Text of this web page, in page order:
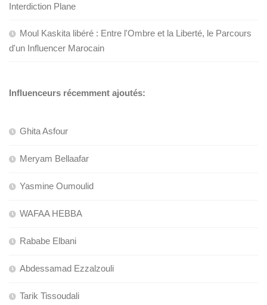
Interdiction Plane
Moul Kaskita libéré : Entre l'Ombre et la Liberté, le Parcours
d'un Influencer Marocain
Influenceurs récemment ajoutés:
Ghita Asfour
Meryam Bellaafar
Yasmine Oumoulid
WAFAA HEBBA
Rababe Elbani
Abdessamad Ezzalzouli
Tarik Tissoudali